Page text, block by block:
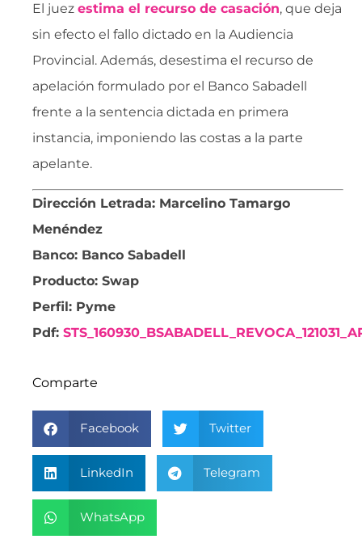
El juez estima el recurso de casación, que deja
sin efecto el fallo dictado en la Audiencia
Provincial. Además, desestima el recurso de
apelación formulado por el Banco Sabadell
frente a la sentencia dictada en primera
instancia, imponiendo las costas a la parte
apelante.
Dirección Letrada: Marcelino Tamargo
Menéndez
Banco: Banco Sabadell
Producto: Swap
Perfil: Pyme
Pdf:
Comparte
Facebook Twitter
LinkedIn Telegram
WhatsApp